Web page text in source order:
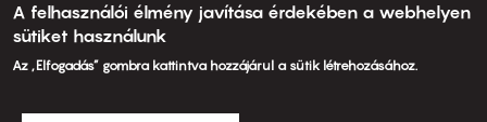
A felhasználói élmény javítása érdekében a webhelyen
sütiket használunk
Az „Elfogadás” gombra kattintva hozzájárul a sütik létrehozásához.